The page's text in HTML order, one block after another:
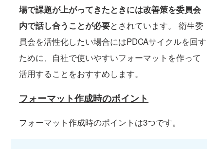
場で課題が上がってきたときには改善策を委員会
内で話し合うことが必要とされています。 衛生委
員会を活性化したい場合にはPDCAサイクルを回す
ために、自社で使いやすいフォーマットを作って
活用することをおすすめします。
フォーマット作成時のポイント
フォーマット作成時のポイントは3つです。